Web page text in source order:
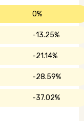
0%
13.25%
21.14%
28.59%
37.02%